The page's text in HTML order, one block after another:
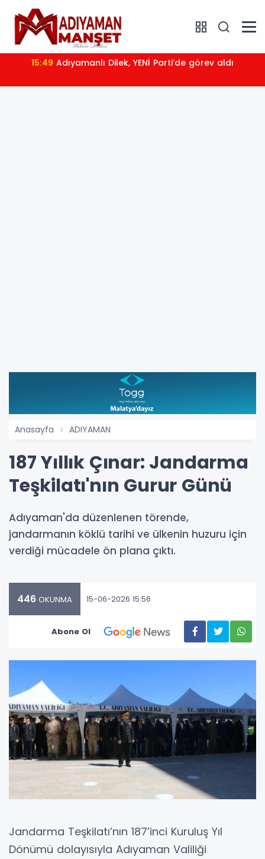
15:47 MTSO’dan depremzede kiracılar için çağrı
Anasayfa ADIYAMAN
187 Yıllık Çınar: Jandarma
Teşkilatı'nın Gurur Günü
Adıyaman'da düzenlenen törende,
jandarmanın köklü tarihi ve ülkenin huzuru için
verdiği mücadele ön plana çıktı.
446 OKUNMA 15-06-2026 15:56
Abone Ol
Jandarma Teşkilatı’nın 187’inci Kuruluş Yıl
Dönümü dolayısıyla Adıyaman Valiliği